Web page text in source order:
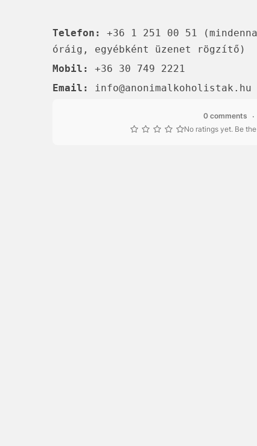
Telefon:
+36 1 251 00 51
óráig, egyébként üzenet rögzítő)
Mobil:
+36 30 749 2221
Email:
info@anonimalkoholistak.hu
0 comments
No ratings yet. Be